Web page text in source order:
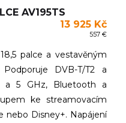
AV195TS
13 925 Kč
557 €
palce a vestavěným
DVB-T/T2 a
a 5 GHz, Bluetooth a
ke streamovacím
nebo Disney+. Napájení